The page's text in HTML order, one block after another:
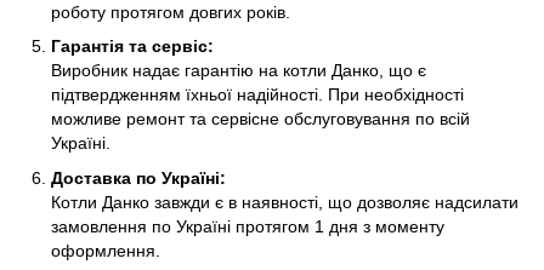
роботу протягом довгих років.
Гарантія та сервіс:
Виробник надає гарантію на котли Данко, що є
підтвердженням їхньої надійності. При необхідності
можливе ремонт та сервісне обслуговування по всій
Україні.
Доставка по Україні:
Котли Данко завжди є в наявності, що дозволяє надсилати
замовлення по Україні протягом 1 дня з моменту
оформлення.